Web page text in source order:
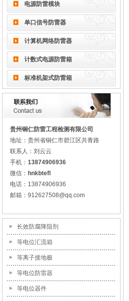
电源防雷模块
单口信号防雷器
计算机网络防雷器
计数式电源防雷箱
标准机架式防雷箱
贵州铜仁防雷工程检测有限公司
地址：贵州省铜仁市碧江区共青路
联系人：刘云云
手机： 13874906936
微信： hnkbtefl
电话：13874906936
邮箱：912627508@qq.com
长效防腐降阻剂
等电位汇流箱
等离子接地极
等电位防雷器
等电位器件